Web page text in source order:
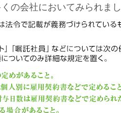
の会社においてみられま